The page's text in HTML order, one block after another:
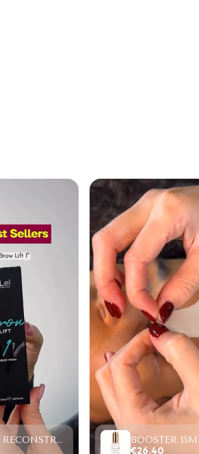
PROTEIN RECONSTRUCTION SYSTEM, LIFTING Y LAMINADO (2-6 MINUTOS)
€26,40